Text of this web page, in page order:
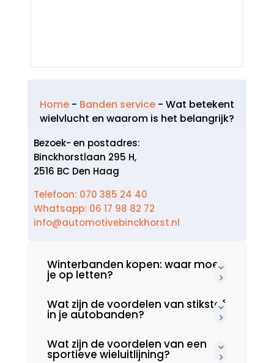
Home- Banden service- Wat betekent
wielvlucht en waarom is het belangrijk?
Bezoek- en postadres:
Binckhorstlaan 295 H,
2516 BC Den Haag
Telefoon: 070 385 24 40
Whatsapp: 06 17 98 82 72
info@automotivebinckhorst.nl
Winterbanden kopen: waar moet
je op letten?
Wat zijn de voordelen van stikstof
in je autobanden?
Wat zijn de voordelen van een
sportieve wieluitlijning?